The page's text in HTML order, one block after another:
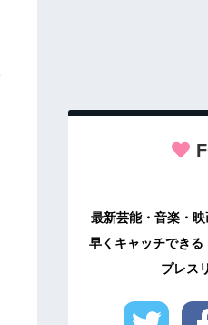
最新芸能・音楽・
早くキャッチでき
プレス